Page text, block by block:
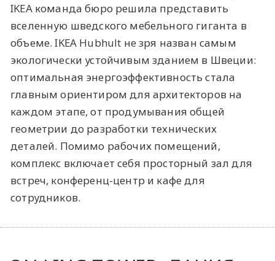
IKEA команда бюро решила представить
вселенную шведского мебельного гиганта в
объеме. IKEA Hubhult не зря назван самым
экологически устойчивым зданием в Швеции:
оптимальная энергоэффективность стала
главным ориентиром для архитекторов на
каждом этапе, от продумывания общей
геометрии до разработки технических
деталей. Помимо рабочих помещений,
комплекс включает себя просторный зал для
встреч, конференц-центр и кафе для
сотрудников.